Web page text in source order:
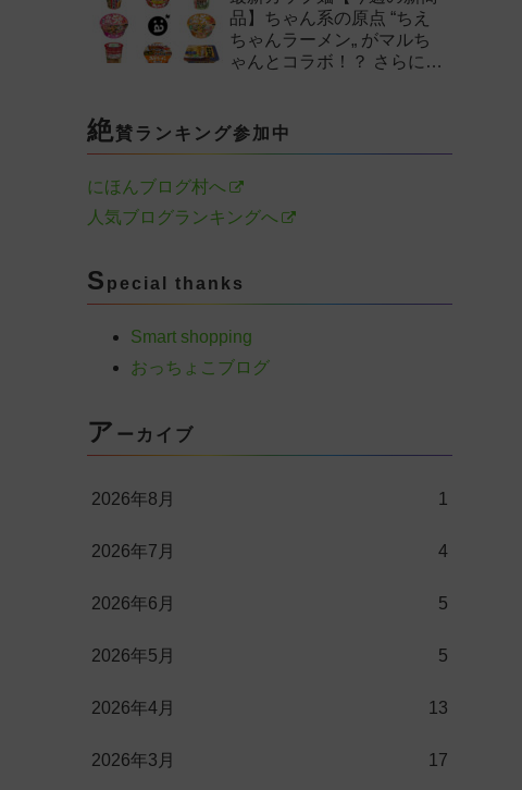
品】ちゃん系の原点 “ちえ
ちゃんラーメン„ がマルち
ゃんとコラボ！？ さらに
絶賛ランキング参加中
にほんブログ村へ
人気ブログランキングへ
S pecial thanks
Smart shopping
おっちょこブログ
ア ーカイブ
2026年8月 1
2026年7月 4
2026年6月 5
2026年5月 5
2026年4月 13
2026年3月 17